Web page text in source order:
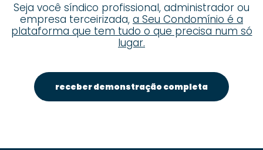
Seja você síndico profissional, administrador ou
empresa terceirizada, a Seu Condomínio é a
plataforma que tem tudo o que precisa num só
lugar.
receber demonstração completa